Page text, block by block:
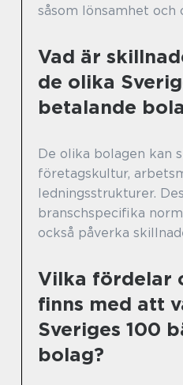
såsom lönsamhet och
Vad är
de olika
betalande
De olika bolagen kan
företagskultur,
ledningsstrukturer.
branschspecifika
också påverka
Vilka fördelar
finns med att
Sveriges 100
bolag?